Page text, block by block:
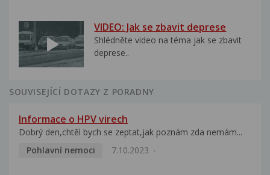
VIDEO: Jak se zbavit deprese
Shlédněte video na téma jak se zbavit
deprese..
SOUVISEJÍCÍ DOTAZY Z PORADNY
Informace o HPV virech
Dobrý den,chtěl bych se zeptat,jak poznám zda nemám...
Pohlavní nemoci
7.10.2023